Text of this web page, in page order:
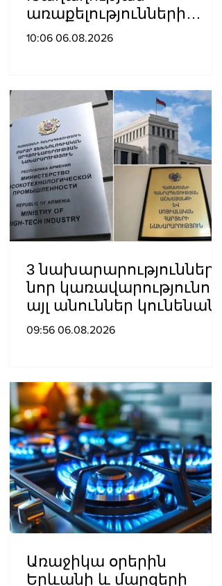
առաքելությունների
հարցերով ԱՄՆ հատուկ
Լայթսթոունին և
Կոնստանտին Սոկոլովին
10:06 06.08.2026
3 նախարարություններ
նոր կառավարությունում
այլ անուններ կունենան
09:56 06.08.2026
Առաջիկա օրերին
Երևանի և մարզերի